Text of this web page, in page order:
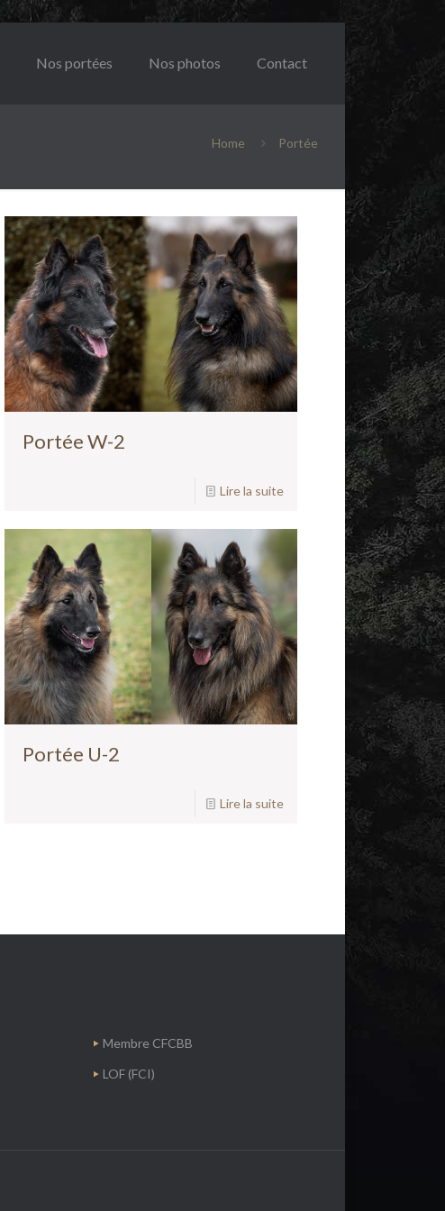
Nos portées Nos photos Contact
Home Portée
Portée W-2
Lire la suite
Portée U-2
Lire la suite
Membre CFCBB
LOF (FCI)